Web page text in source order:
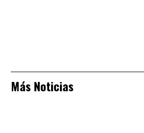
Más Noticias